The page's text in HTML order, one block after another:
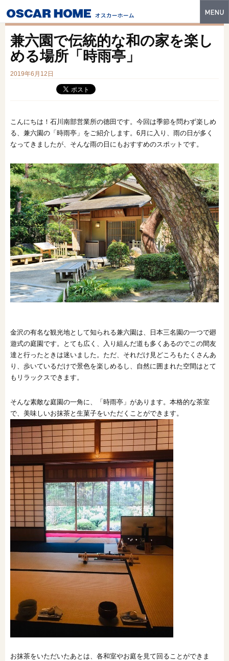
特長
イベント・モデルハウス
建築実例
販売中の物件
スマートセレクト
土地情報
オンライン相談会
兼六園で伝統的な和の家を楽し
める場所「時雨亭」
2019年6月12日
こんにちは！石川南部営業所の德田です。今回は季節を問わず楽しめ
る、兼六園の「時雨亭」をご紹介します。6月に入り、雨の日が多く
なってきましたが、そんな雨の日にもおすすめのスポットです。
金沢の有名な観光地として知られる兼六園は、日本三名園の一つで廻
遊式の庭園です。とても広く、入り組んだ道も多くあるのでこの間友
達と行ったときは迷いました。ただ、それだけ見どころもたくさんあ
り、歩いているだけで景色を楽しめるし、自然に囲まれた空間はとて
もリラックスできます。
そんな素敵な庭園の一角に、「時雨亭」があります。本格的な茶室
で、美味しいお抹茶と生菓子をいただくことができます。
お抹茶をいただいたあとは、各和室やお庭を見て回ることができま